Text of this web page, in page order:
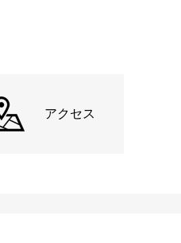
アクセス